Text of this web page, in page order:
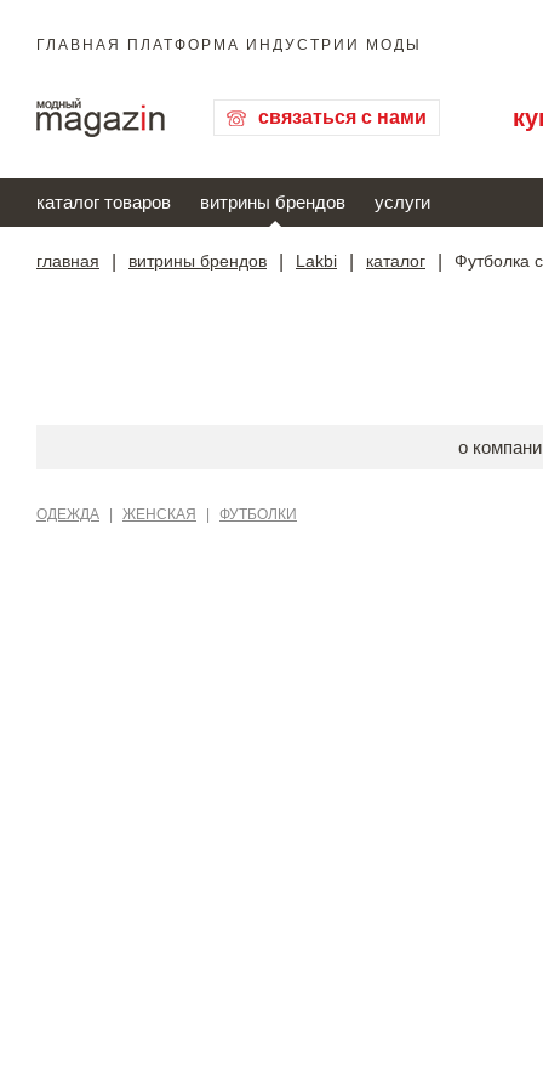
ГЛАВНАЯ ПЛАТФОРМА ИНДУСТРИИ МОДЫ
связаться с нами
каталог товаров витрины брендов услуги
главная витрины брендов Lakbi каталог Футболка
о
ОДЕЖДА ЖЕНСКАЯ ФУТБОЛКИ